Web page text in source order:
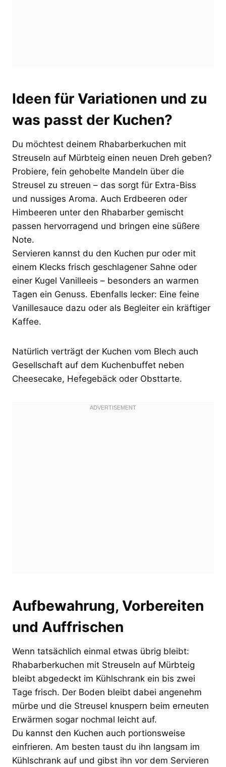
Ideen für Variationen und zu
was passt der Kuchen?
Du möchtest deinem Rhabarberkuchen mit
Streuseln auf Mürbteig einen neuen Dreh geben?
Probiere, fein gehobelte Mandeln über die
Streusel zu streuen – das sorgt für Extra-Biss
und nussiges Aroma. Auch Erdbeeren oder
Himbeeren unter den Rhabarber gemischt
passen hervorragend und bringen eine süßere
Note.
Servieren kannst du den Kuchen pur oder mit
einem Klecks frisch geschlagener Sahne oder
einer Kugel Vanilleeis – besonders an warmen
Tagen ein Genuss. Ebenfalls lecker: Eine feine
Vanillesauce dazu oder als Begleiter ein kräftiger
Kaffee.
Natürlich verträgt der Kuchen vom Blech auch
Gesellschaft auf dem Kuchenbuffet neben
Cheesecake, Hefegebäck oder Obsttarte.
Aufbewahrung, Vorbereiten
und Auffrischen
Wenn tatsächlich einmal etwas übrig bleibt:
Rhabarberkuchen mit Streuseln auf Mürbteig
bleibt abgedeckt im Kühlschrank ein bis zwei
Tage frisch. Der Boden bleibt dabei angenehm
mürbe und die Streusel knuspern beim erneuten
Erwärmen sogar nochmal leicht auf.
Du kannst den Kuchen auch portionsweise
einfrieren. Am besten taust du ihn langsam im
Kühlschrank auf und gibst ihn vor dem Servieren